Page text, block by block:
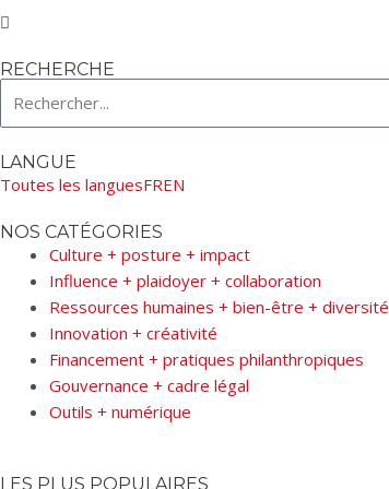
RECHERCHE
LANGUE
Toutes les languesFREN
NOS CATÉGORIES
Culture + posture + impact
Influence + plaidoyer + collaboration
Ressources humaines + bien-être + diversité
Innovation + créativité
Financement + pratiques philanthropiques
Gouvernance + cadre légal
Outils + numérique
LES PLUS POPULAIRES​